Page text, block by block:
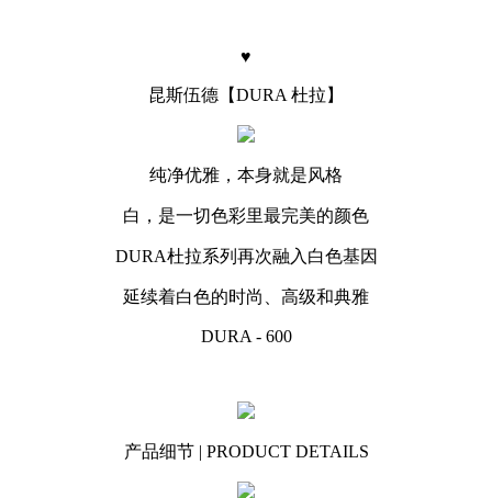
♥️
昆斯伍德【DURA 杜拉】
纯净优雅，本身就是风格
白，是一切色彩里最完美的颜色
DURA杜拉系列再次融入白色基因
延续着白色的时尚、高级和典雅
DURA - 600
产品细节 | PRODUCT DETAILS